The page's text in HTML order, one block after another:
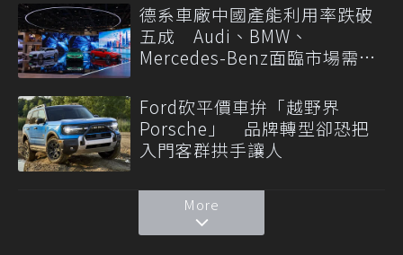
德系車廠中國產能利用率跌破
五成 Audi、BMW、
Mercedes-Benz面臨市場需求
Ford砍平價車拚「越野界
Porsche」 品牌轉型卻恐把
入門客群拱手讓人
More